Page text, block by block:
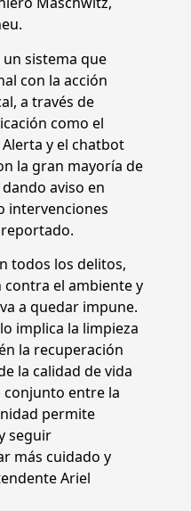
un sistema que
con la acción
a través de
como el
y el chatbot
la gran mayoría de
aviso en
intervenciones
todos los delitos,
el ambiente y
a quedar impune.
implica la limpieza
la recuperación
la calidad de vida
conjunto entre la
permite
seguir
más cuidado y
Ariel